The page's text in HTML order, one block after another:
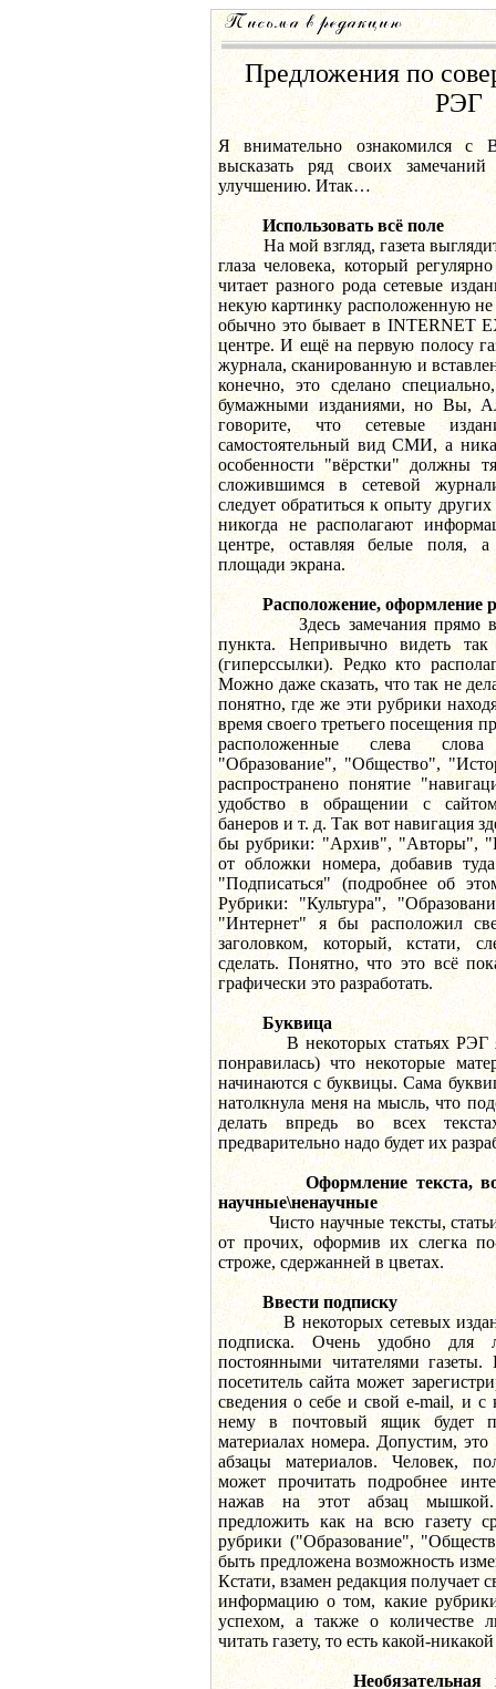
Предложения по
РЭГ
Я внимательно ознакомился с
высказать ряд своих
улучшению. Итак…
Использовать всё поле
На мой взгляд, газета
глаза человека, который
читает разного рода сетевые
некую картинку расположенную не
обычно это бывает в INTERNET
центре. И ещё на первую полосу
журнала, сканированную и
конечно, это сделано
бумажными изданиями, но Вы,
говорите, что сетевые
самостоятельный вид СМИ, а
особенности "вёрстки" должны
сложившимся в сетевой
следует обратиться к опыту
никогда не располагают
центре, оставляя белые поля,
площади экрана.
Расположение, оформление
Здесь замечания прямо
пункта. Непривычно видеть
(гиперссылки). Редко кто
Можно даже сказать, что так не
понятно, где же эти рубрики
время своего третьего посещения
расположенные слева
"Образование", "Общество",
распространено понятие
удобство в обращении с
банеров и т. д. Так вот навигация
бы рубрики: "Архив", "Авторы",
от обложки номера, добавив
"Подписаться" (подробнее об
Рубрики: "Культура",
"Интернет" я бы расположил
заголовком, который, кстати,
сделать. Понятно, что это всё
графически это разработать.
Буквица
В некоторых статьях РЭГ я
понравилась) что некоторые
начинаются с буквицы. Сама
натолкнула меня на мысль, что
делать впредь во всех
предварительно надо будет их
Оформление текста,
научные\ненаучные
Чисто научные тексты, статьи
от прочих, оформив их слегка
строже, сдержанней в цветах.
Ввести подписку
В некоторых сетевых
подписка. Очень удобно для
постоянными читателями
посетитель сайта может
сведения о себе и свой e-mail, и
нему в почтовый ящик будет
материалах номера. Допустим,
абзацы материалов. Человек,
может прочитать подробнее
нажав на этот абзац
предложить как на всю газету
рубрики ("Образование",
быть предложена возможность
Кстати, взамен редакция получает
информацию о том, какие
успехом, а также о количестве
читать газету, то есть какой-